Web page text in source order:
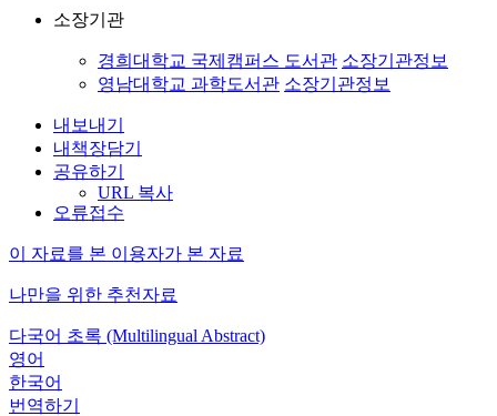
소장기관
경희대학교 국제캠퍼스 도서관 소장기관정보
영남대학교 과학도서관 소장기관정보
내보내기
내책장담기
공유하기
URL 복사
오류접수
이 자료를 본 이용자가 본 자료
나만을 위한 추천자료
다국어 초록 (Multilingual Abstract)
영어
한국어
번역하기